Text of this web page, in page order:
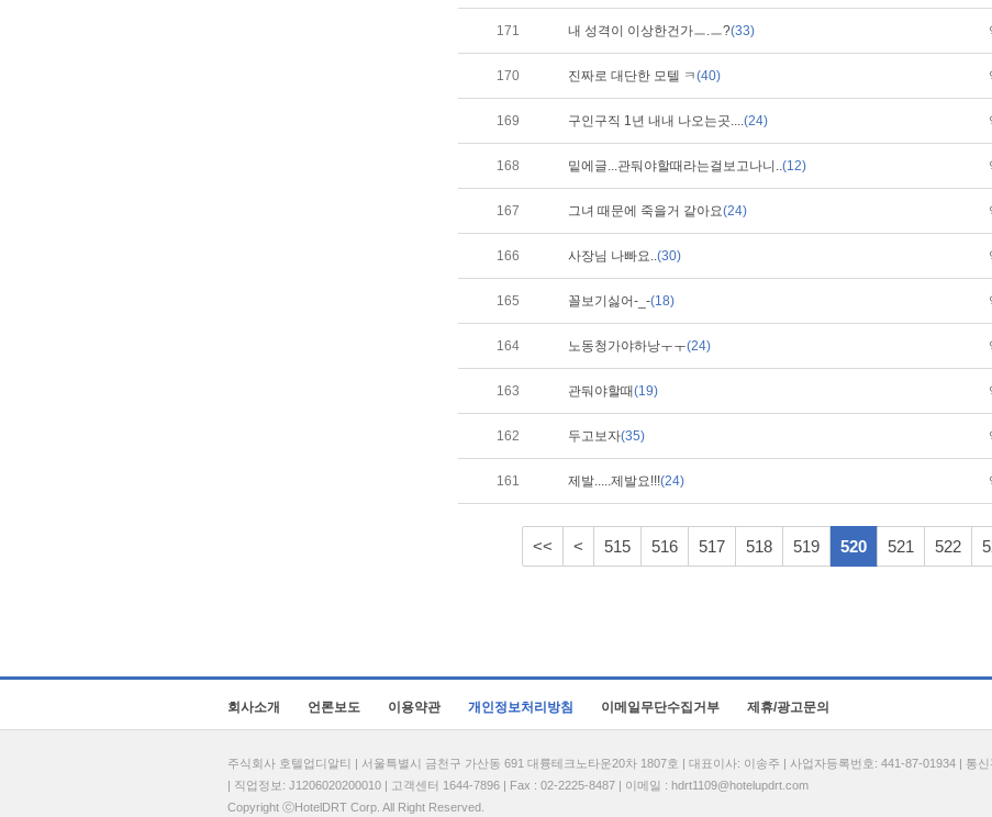
171 내 성격이 이상한건가ㅡ.ㅡ?(33)
170 진짜로 대단한 모텔 ㅋ(40)
169 구인구직 1년 내내 나오는곳....(24)
168 밑에글...관둬야할때라는걸보고나니..(12)
167 그녀 때문에 죽을거 같아요(24)
166 사장님 나빠요..(30)
165 꼴보기싫어-_-(18)
164 노동청가야하낭ㅜㅜ(24)
163 관둬야할때(19)
162 두고보자(35)
161 제발.....제발요!!!(24)
<< < 515 516 517 518 519 520 521 522
회사소개 언론보도 이용약관 개인정보처리방침 이메일무단수집거부 제휴/광고문의
주식회사 호텔업디알티 | 서울특별시 금천구 가산동 691 대륭테크노타운20차 1807호 | 대표이사: 이송주 | 사업자등록번호: 441-87-01934 | 통
| 직업정보: J1206020200010 | 고객센터 1644-7896 | Fax : 02-2225-8487 | 이메일 : hdrt1109@hotelupdrt.com
Copyright ⓒHotelDRT Corp. All Right Reserved.